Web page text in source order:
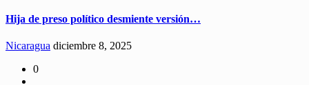
Hija de preso político desmiente versión…
Nicaragua diciembre 8, 2025
0